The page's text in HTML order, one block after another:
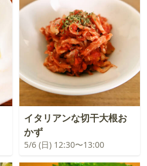
イタリアンな切干大根お
かず
5/6 (日) 12:30〜13:00